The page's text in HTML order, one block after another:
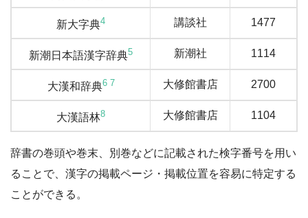
新大字典4 講談社 1477
新潮日本語漢字辞典5 新潮社 1114
大漢和辞典6 7 大修館書店 2700
大漢語林8 大修館書店 1104
辞書の巻頭や巻末、別巻などに記載された検字番号を用い
ることで、漢字の掲載ページ・掲載位置を容易に特定する
ことができる。